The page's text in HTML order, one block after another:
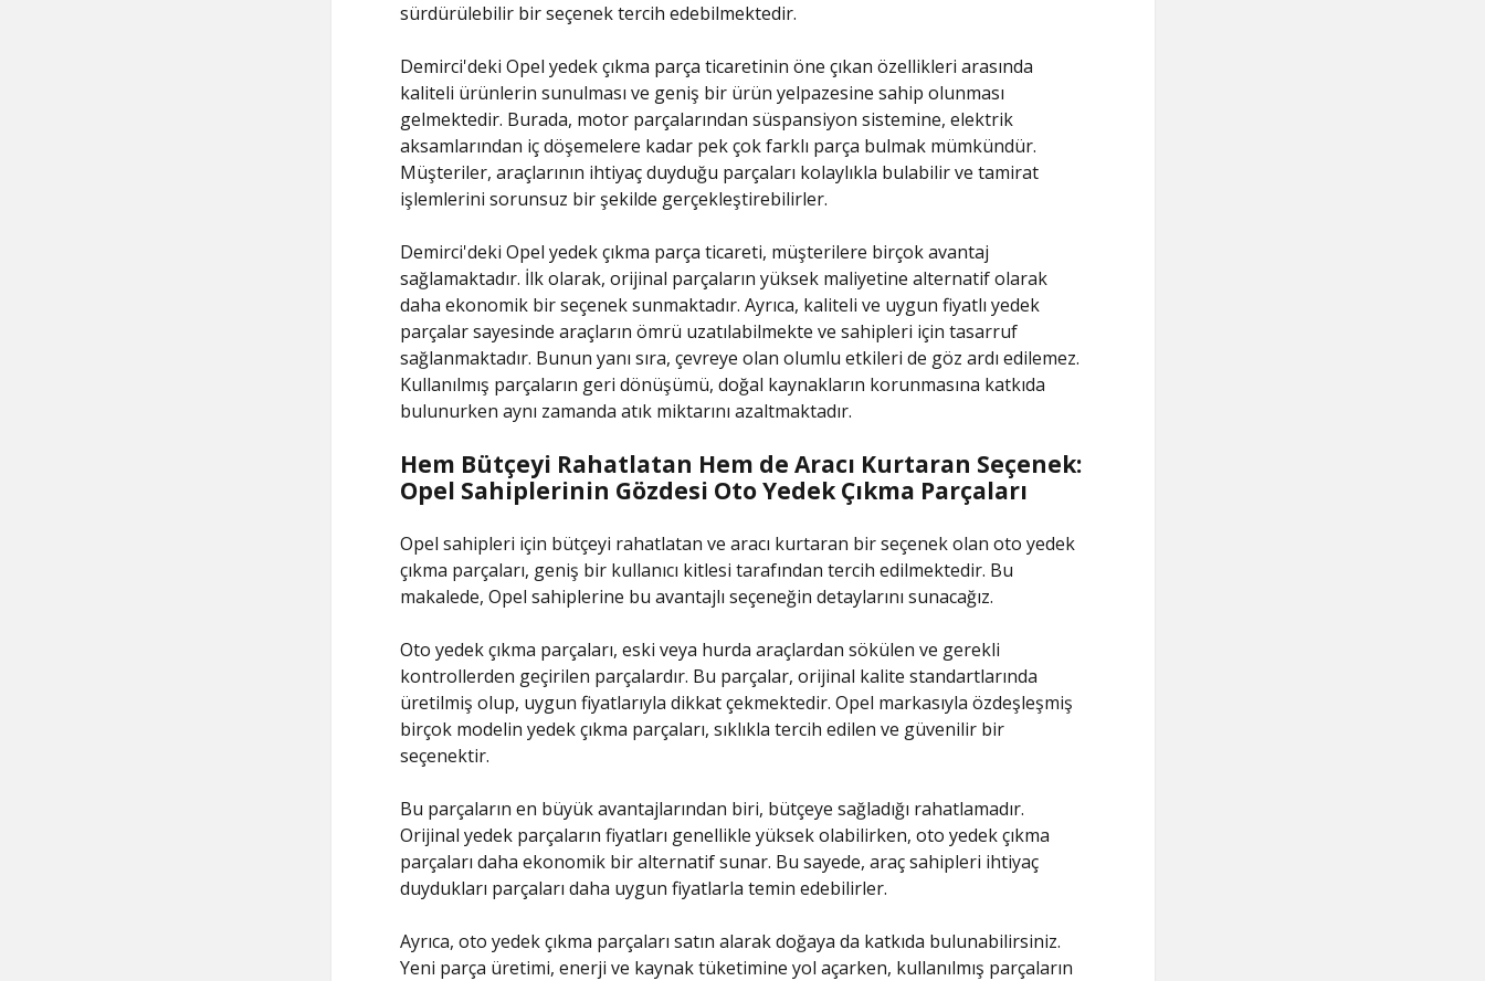
sürdürülebilir bir seçenek tercih edebilmektedir.
Demirci'deki Opel yedek çıkma parça ticaretinin öne çıkan özellikleri arasında
kaliteli ürünlerin sunulması ve geniş bir ürün yelpazesine sahip olunması
gelmektedir. Burada, motor parçalarından süspansiyon sistemine, elektrik
aksamlarından iç döşemelere kadar pek çok farklı parça bulmak mümkündür.
Müşteriler, araçlarının ihtiyaç duyduğu parçaları kolaylıkla bulabilir ve tamirat
işlemlerini sorunsuz bir şekilde gerçekleştirebilirler.
Demirci'deki Opel yedek çıkma parça ticareti, müşterilere birçok avantaj
sağlamaktadır. İlk olarak, orijinal parçaların yüksek maliyetine alternatif olarak
daha ekonomik bir seçenek sunmaktadır. Ayrıca, kaliteli ve uygun fiyatlı yedek
parçalar sayesinde araçların ömrü uzatılabilmekte ve sahipleri için tasarruf
sağlanmaktadır. Bunun yanı sıra, çevreye olan olumlu etkileri de göz ardı edilemez.
Kullanılmış parçaların geri dönüşümü, doğal kaynakların korunmasına katkıda
bulunurken aynı zamanda atık miktarını azaltmaktadır.
Hem Bütçeyi Rahatlatan Hem de Aracı Kurtaran Seçenek:
Opel Sahiplerinin Gözdesi Oto Yedek Çıkma Parçaları
Opel sahipleri için bütçeyi rahatlatan ve aracı kurtaran bir seçenek olan oto yedek
çıkma parçaları, geniş bir kullanıcı kitlesi tarafından tercih edilmektedir. Bu
makalede, Opel sahiplerine bu avantajlı seçeneğin detaylarını sunacağız.
Oto yedek çıkma parçaları, eski veya hurda araçlardan sökülen ve gerekli
kontrollerden geçirilen parçalardır. Bu parçalar, orijinal kalite standartlarında
üretilmiş olup, uygun fiyatlarıyla dikkat çekmektedir. Opel markasıyla özdeşleşmiş
birçok modelin yedek çıkma parçaları, sıklıkla tercih edilen ve güvenilir bir
seçenektir.
Bu parçaların en büyük avantajlarından biri, bütçeye sağladığı rahatlamadır.
Orijinal yedek parçaların fiyatları genellikle yüksek olabilirken, oto yedek çıkma
parçaları daha ekonomik bir alternatif sunar. Bu sayede, araç sahipleri ihtiyaç
duydukları parçaları daha uygun fiyatlarla temin edebilirler.
Ayrıca, oto yedek çıkma parçaları satın alarak doğaya da katkıda bulunabilirsiniz.
Yeni parça üretimi, enerji ve kaynak tüketimine yol açarken, kullanılmış parçaların